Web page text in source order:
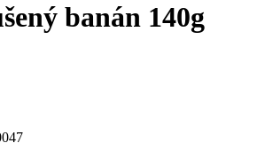
banán 140g